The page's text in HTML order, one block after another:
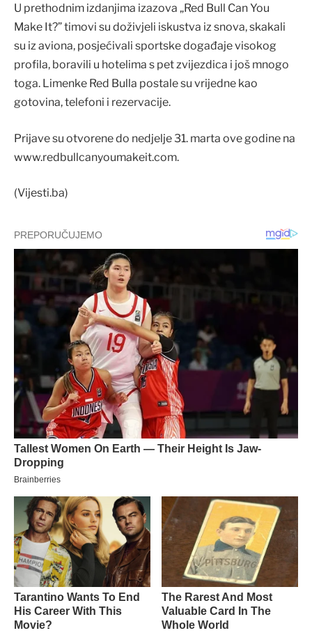
U prethodnim izdanjima izazova „Red Bull Can You
Make It?” timovi su doživjeli iskustva iz snova, skakali
su iz aviona, posjećivali sportske događaje visokog
profila, boravili u hotelima s pet zvijezdica i još mnogo
toga. Limenke Red Bulla postale su vrijedne kao
gotovina, telefoni i rezervacije.
Prijave su otvorene do nedjelje 31. marta ove godine na
www.redbullcanyoumakeit.com.
(Vijesti.ba)